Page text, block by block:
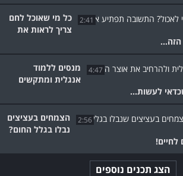
2:41
כל מי שאוכל לחם
צריך לראות את
4:47
מנסים ללמוד
אנגלית ומתקשים
לעשות...
2:56
הצמחים בעציצים
נבלו בגלל החום?
לחיים!
הצג תכנים נוספים